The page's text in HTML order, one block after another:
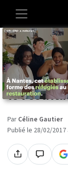
Accueil
Elle
déguisée
le
Par Céline Gautier
Publié le 28/02/2017